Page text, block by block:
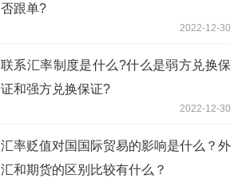
否跟单?
2022-12-30
联系汇率制度是什么?什么是弱方兑换保
证和强方兑换保证?
2022-12-30
汇率贬值对国国际贸易的影响是什么？外
汇和期货的区别比较有什么？